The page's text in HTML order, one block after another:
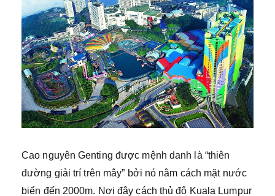
Cao nguyên Genting được mệnh danh là “thiên
đường giải trí trên mây” bởi nó nằm cách mặt nước
biển đến 2000m. Nơi đây cách thủ đô Kuala Lumpur